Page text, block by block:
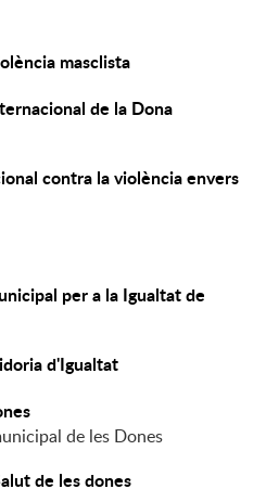
masclista
de la Dona
contra la violència envers
per a la Igualtat de
d'Igualtat
de les Dones
de les dones